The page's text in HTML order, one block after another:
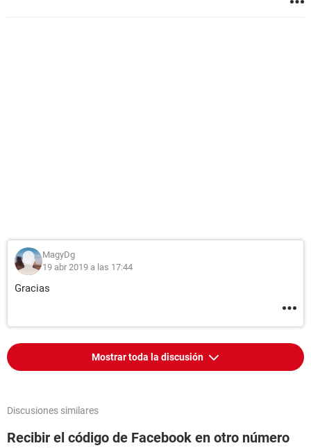
MagyDg
19 abr 2019 a las 17:44
Gracias
Mostrar toda la discusión
Discusiones similares
Recibir el código de Facebook en otro número